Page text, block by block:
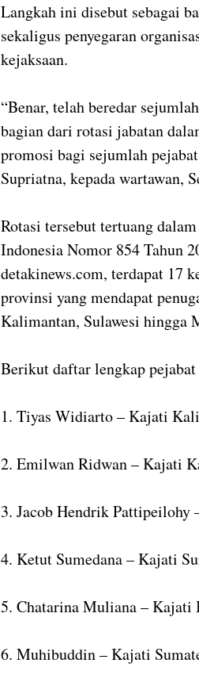
Langkah ini disebut sebagai
sekaligus penyegaran
kejaksaan.
“Benar, telah beredar
bagian dari rotasi jabatan
promosi bagi sejumlah
Supriatna, kepada wartawan,
Rotasi tersebut tertuang
Indonesia Nomor 854 Tahun
detakinews.com, terdapat 17
provinsi yang mendapat
Kalimantan, Sulawesi hingga
Berikut daftar lengkap
1. Tiyas Widiarto – Kajati
2. Emilwan Ridwan – Kajati
3. Jacob Hendrik Pattipeilohy
4. Ketut Sumedana – Kajati
5. Chatarina Muliana – Kajati
6. Muhibuddin – Kajati